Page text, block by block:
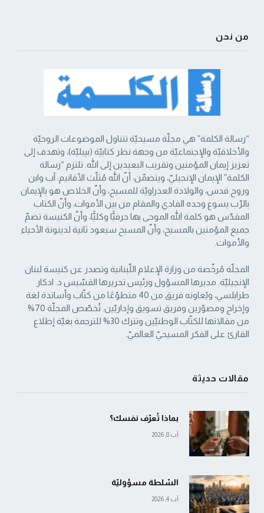
من نحن
“رسالة الكلمة” هي مجلّة مسيحيّة تتناول الموضوعات الروحيّة
والأخلاقيّة والإجتماعيّة من ‏وجهة نظر كتابيّة (بيبليّة)، وتهدف إلى
تعزيز إيمان المؤمنين وتقريب البعيدين إلى الله. تلتزم “رسالة
‏الكلمة” الإيمان الإنجيليّ، ويتضمّن: أنّ الله مُثلّث الأقانيم: آب وابن
وروح قدس، والولادة العذراويّة ‏للمسيح، وأنّ الخلاص هو بالإيمان
بالرّب يسوع وحده الفادي والمقام من بين الأموات، وأنّ الكتاب
‏المقدّس هو كلمة الله الموحى بها حرفيًّا وكليًّا، وأنّ الكنيسة تضمّ
جميع المؤمنين بالمسيح، وأنّ المسيح ‏سيعود ثانية لدينونة الأحياء
والأموات. ‏
المجلّة مُرخّصة من وزارة الإعلام اللّبنانية وتصدر عن كنيسة لبنان
الإنجيليّة. مديرها المسؤول ‏ورئيس تحريرها القسّيس د. ادكار
طرابلسي، ويُعاونه فريق من 40 متطوّعًا من كتّاب وأساتذة لغة
‏وإخراج ومصوّرين وفريق تسويق وإداريّين. تُخصّص المجلّة 70%
من مقالاتها للكتّاب الوطنيّين ‏وتترك 30% للترجمة بغيّة إطلاع
القارئ على الفكر المسيحيّ العالميّ.‏
مقالات حديثة
بماذا تُعرّف نفسك؟
آب 8, 2026
السّلطة مسؤوليّة
آب 4, 2026